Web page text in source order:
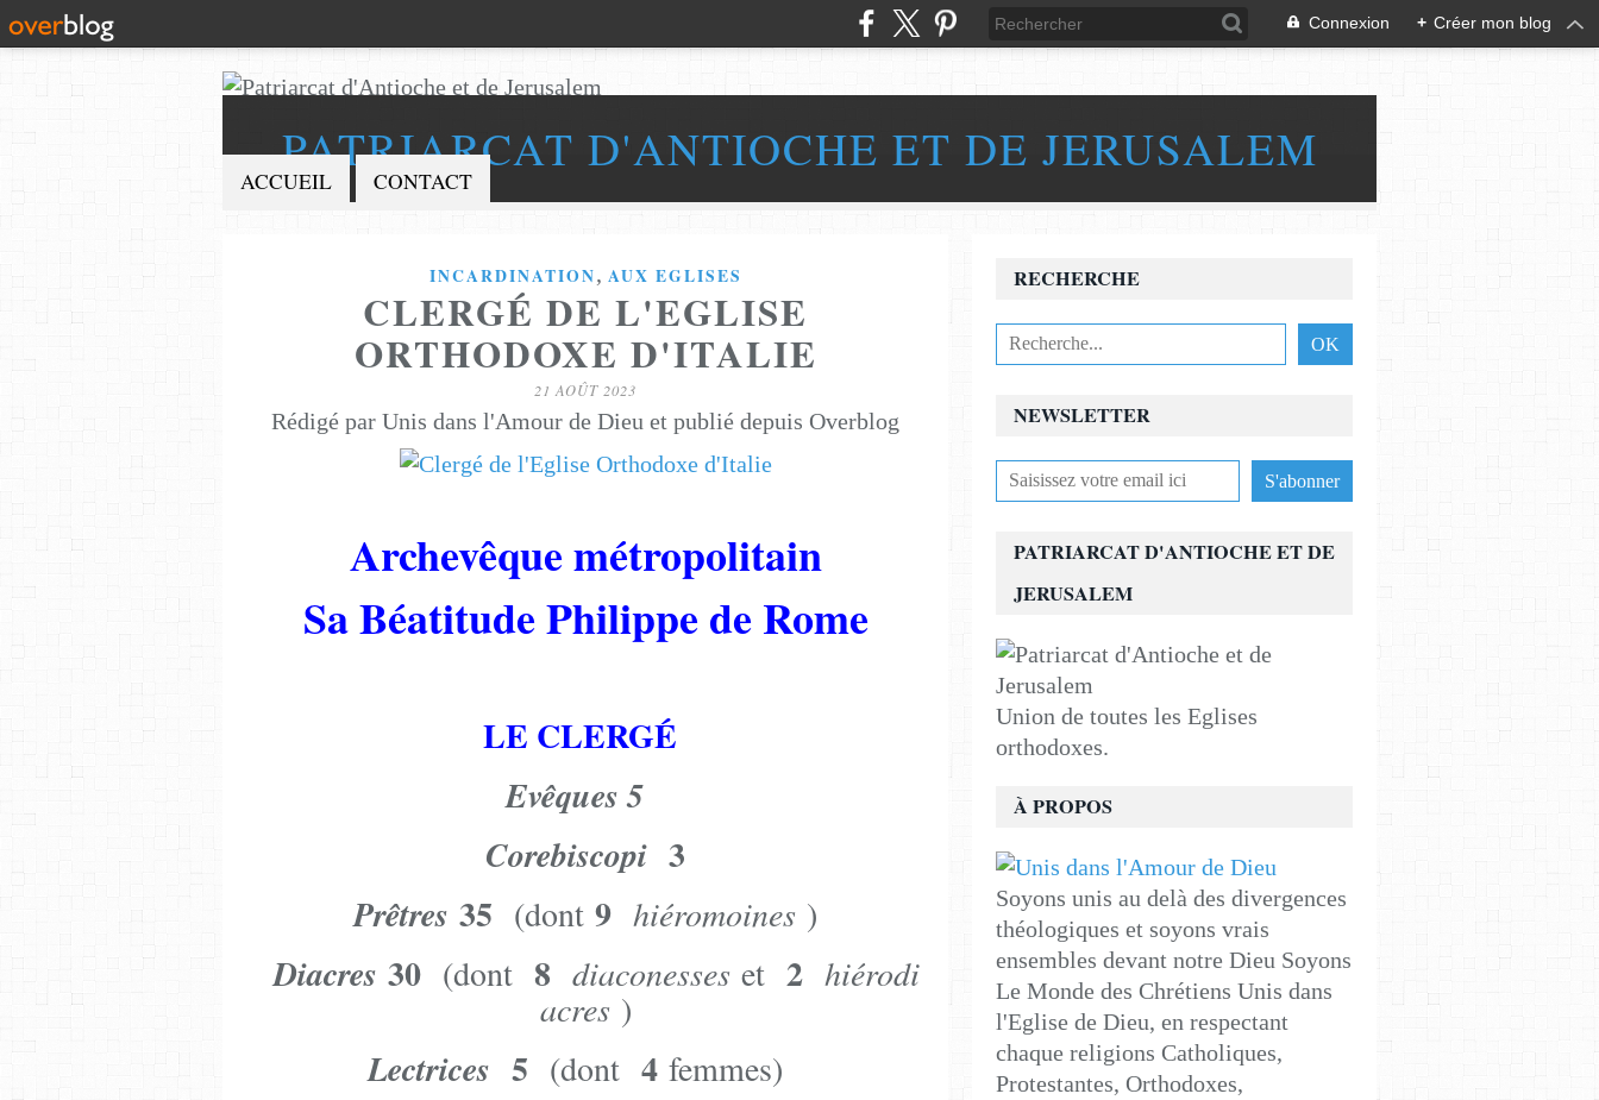
Connexion + Créer mon blog
PATRIARCAT D'ANTIOCHE ET DE JERUSALEM
ACCUEIL CONTACT
INCARDINATION, AUX EGLISES
CLERGÉ DE L'EGLISE
ORTHODOXE D'ITALIE
21 AOÛT 2023
Rédigé par Unis dans l'Amour de Dieu et publié depuis Overblog
Archevêque métropolitain
Sa Béatitude Philippe de Rome
LE CLERGÉ
Evêques 5
Corebiscopi 3
Prêtres 35 (dont 9 hiéromoines )
Diacres 30(dont 8 diaconesseset 2 hiérodi
acres)
Lectrices 5 (dont 4femmes)
NEWSLETTER
RECHERCHE
PATRIARCAT D'ANTIOCHE ET DE
JERUSALEM
Union de toutes les Eglises
orthodoxes.
À PROPOS
Soyons unis au delà des divergences
théologiques et soyons vrais
ensembles devant notre Dieu Soyons
Le Monde des Chrétiens Unis dans
l'Eglise de Dieu, en respectant
chaque religions Catholiques,
Protestantes, Orthodoxes,